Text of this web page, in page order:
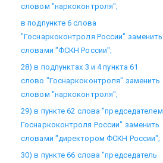
словом "наркоконтроля";
в подпункте 6 слова
"Госнаркоконтроля России" заменить
словами "ФСКН России";
28) в подпунктах 3 и 4 пункта 61
слово "Госнаркоконтроля" заменить
словом "наркоконтроля";
29) в пункте 62 слова "председателем
Госнаркоконтроля России" заменить
словами "директором ФСКН России";
30) в пункте 66 слова "председатель